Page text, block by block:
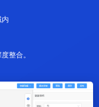
整合。